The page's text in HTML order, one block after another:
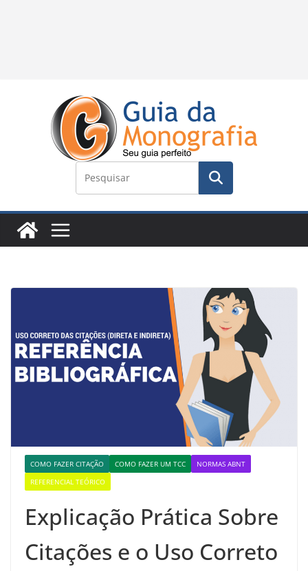
COMO FAZER CITAÇÃO COMO FAZER UM TCC
NORMAS ABNT
REFERENCIAL TEÓRICO
Explicação Prática Sobre
Citações e o Uso Correto